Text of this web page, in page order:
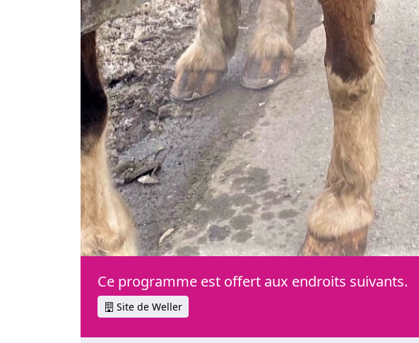
Ce programme est offert aux endroits suivants.
Site de Weller